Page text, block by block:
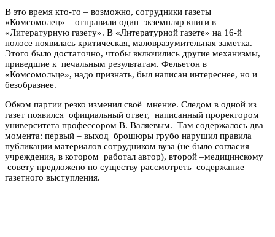
В это время кто-то – возможно, сотрудники газеты
«Комсомолец» – отправили один экземпляр книги в
«Литературную газету». В «Литературной газете» на 16-й
полосе появилась критическая, маловразумительная заметка.
Этого было достаточно, чтобы включились другие механизмы,
приведшие к печальным результатам. Фельетон в
«Комсомольце», надо признать, был написан интереснее, но и
безобразнее.
Обком партии резко изменил своё мнение. Следом в одной из
газет появился официальный ответ, написанный проректором
университета профессором В. Валяевым. Там содержалось два
момента: первый – выход брошюры грубо нарушил правила
публикации материалов сотрудником вуза (не было согласия
учреждения, в котором работал автор), второй –медицинскому
совету предложено по существу рассмотреть содержание
газетного выступления.